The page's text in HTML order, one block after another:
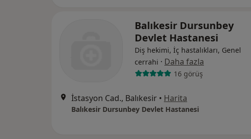
Balıkesir Dursunbey
Devlet Hastanesi
Diş hekimi, İç hastalıkları, Genel
cerrahi · Daha fazla
16 görüş
İstasyon Cad., Balıkesir • Harita
Balıkesir Dursunbey Devlet Hastanesi